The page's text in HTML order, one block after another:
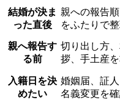
結婚が決ま
った直後
親への報告
をふたりで整
親へ報告す
る前
切り出し方
拶、手土産を
入籍日を決
めたい
婚姻届、証
名義変更を確